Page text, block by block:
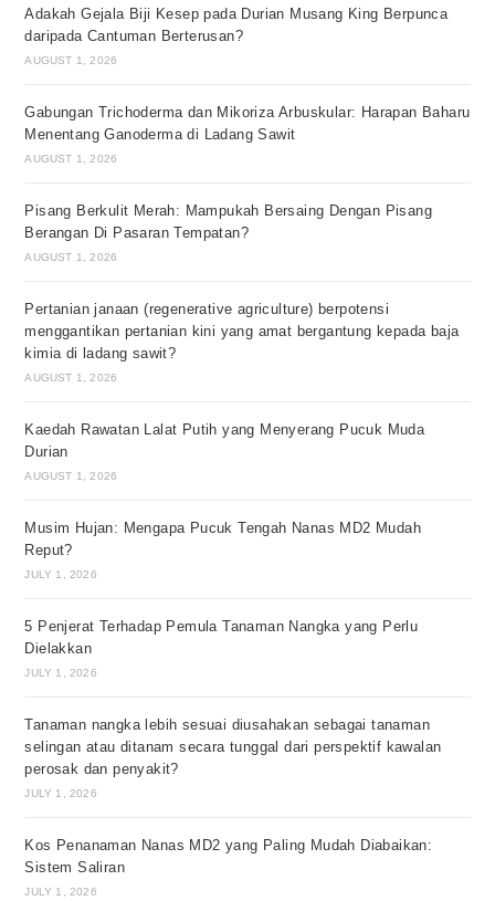
Adakah Gejala Biji Kesep pada Durian Musang King Berpunca
daripada Cantuman Berterusan?
AUGUST 1, 2026
Gabungan Trichoderma dan Mikoriza Arbuskular: Harapan Baharu
Menentang Ganoderma di Ladang Sawit
AUGUST 1, 2026
Pisang Berkulit Merah: Mampukah Bersaing Dengan Pisang
Berangan Di Pasaran Tempatan?
AUGUST 1, 2026
Pertanian janaan (regenerative agriculture) berpotensi
menggantikan pertanian kini yang amat bergantung kepada baja
kimia di ladang sawit?
AUGUST 1, 2026
Kaedah Rawatan Lalat Putih yang Menyerang Pucuk Muda
Durian
AUGUST 1, 2026
Musim Hujan: Mengapa Pucuk Tengah Nanas MD2 Mudah
Reput?
JULY 1, 2026
5 Penjerat Terhadap Pemula Tanaman Nangka yang Perlu
Dielakkan
JULY 1, 2026
Tanaman nangka lebih sesuai diusahakan sebagai tanaman
selingan atau ditanam secara tunggal dari perspektif kawalan
perosak dan penyakit?
JULY 1, 2026
Kos Penanaman Nanas MD2 yang Paling Mudah Diabaikan:
Sistem Saliran
JULY 1, 2026